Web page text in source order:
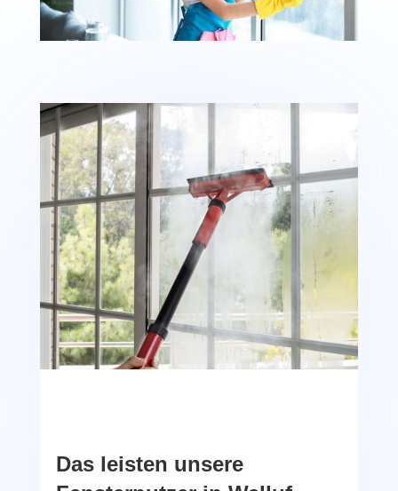
Das leisten unsere